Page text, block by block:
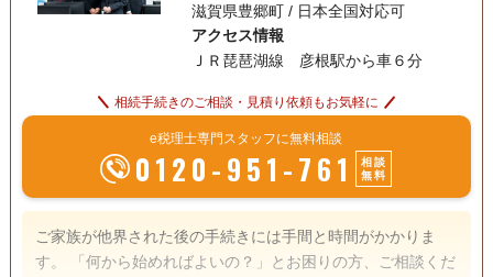
滋賀県豊郷町 / 日本全国対応可
アクセス情報
ＪＲ琵琶湖線 彦根駅から車６分
相続手続きのご相談・見積り依頼もお気軽に
e税理士専門スタッフに無料相談
0120-951-761
相談
無料
ご家族が他界された後の手続きには手間と時間がかかりま
す。 「何から始めればよいの？」とお困りの方、ご相談くだ